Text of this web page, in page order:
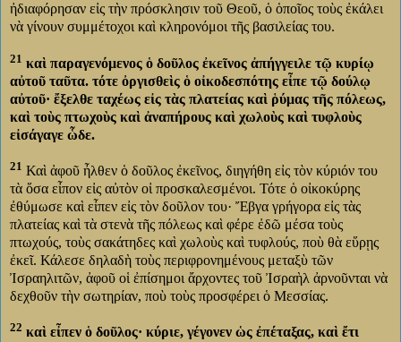
ἠδιαφόρησαν εἰς τὴν πρόσκλησιν τοῦ Θεοῦ, ὁ ὁποῖος τοὺς ἐκάλει
νὰ γίνουν συμμέτοχοι καὶ κληρονόμοι τῆς βασιλείας του.
21 καὶ παραγενόμενος ὁ δοῦλος ἐκεῖνος ἀπήγγειλε τῷ κυρίῳ
αὐτοῦ ταῦτα. τότε ὀργισθεὶς ὁ οἰκοδεσπότης εἶπε τῷ δούλῳ
αὐτοῦ· ἔξελθε ταχέως εἰς τὰς πλατείας καὶ ῥύμας τῆς πόλεως,
καὶ τοὺς πτωχοὺς καὶ ἀναπήρους καὶ χωλοὺς καὶ τυφλοὺς
εἰσάγαγε ὧδε.
21 Καὶ ἀφοῦ ἦλθεν ὁ δοῦλος ἐκεῖνος, διηγήθη εἰς τὸν κύριόν του
τὰ ὅσα εἶπον εἰς αὐτὸν οἰ προσκαλεσμένοι. Τότε ὁ οἰκοκύρης
ἐθύμωσε καὶ εἶπεν εἰς τὸν δοῦλον του· Ἔβγα γρήγορα εἰς τὰς
πλατείας καὶ τὰ στενὰ τῆς πόλεως καὶ φέρε ἐδῶ μέσα τοὺς
πτωχούς, τοὺς σακάτηδες καὶ χωλοὺς καὶ τυφλούς, ποὺ θὰ εὕρῃς
ἐκεῖ. Κάλεσε δηλαδὴ τοὺς περιφρονημένους μεταξὺ τῶν
Ἰσραηλιτῶν, ἀφοῦ οἱ ἐπίσημοι ἄρχοντες τοῦ Ἰσραὴλ ἀρνοῦνται νὰ
δεχθοῦν τὴν σωτηρίαν, ποὺ τοὺς προσφέρει ὁ Μεσσίας.
22 καὶ εἶπεν ὁ δοῦλος· κύριε, γέγονεν ὡς ἐπέταξας, καὶ ἔτι